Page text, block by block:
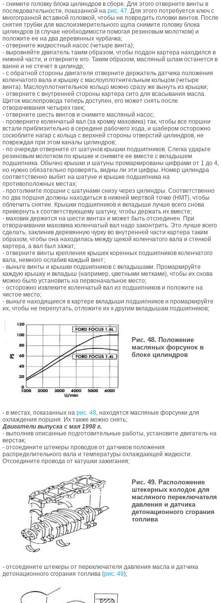
- снимите головку блока цилиндров в сборе. Для этого отверните винты в
последовательности, показанной на рис. 47. Для этого потребуется ключ с
многогранной вставной головкой, чтобы не повредить головки винтов. После
снятия трубки для маслоизмерительного щупа снимите головку блока
цилиндров (в случае необходимости помогая резиновым молотком) и
положите ее на два деревянных чурбачка;
- отверните жидкостный насос (четыре винта);
- выровняйте двигатель таким образом, чтобы поддон картера находился в
нижней части, и отверните его. Таким образом, масляный шлам останется в
ванне и не стечет в цилиндр;
- с обратной стороны двигателя отверните держатель датчика положения
коленчатого вала и крышку с маслоуплотнительным кольцом (четыре
винта). Маслоуплотнительное кольцо можно сразу же вынуть из крышки;
- отверните с внутренней стороны картера сито для всасывания масла.
Щиток маслопровода теперь доступен, его может снять после
отворачивания четырех гаек;
- отверните шесть винтов и снимите масляный насос;
- проверните коленчатый вал (за кромку маховика) так, чтобы все поршни
встали приблизительно в середине рабочего хода, и шабером осторожно
соскоблите нагар с кольца с верхней стороны отверстий цилиндров, не
повреждая при этом каналы цилиндров;
- по очереди отверните от шатунов крышки подшипников. Слегка ударьте
резиновым молотком по крышке и снимите ее вместе с вкладышем
подшипника. Обычно крышки и шатуны промаркированы цифрами от 1 до 4,
но нужно обязательно проверять, видны ли эти цифры. Номер цилиндра
соответственно выбит на шатуне и крышке подшипника на
противоположных местах;
- протолкните поршни с шатунами снизу через цилиндры. Соответственно
по два поршня должны находиться в нижней мертвой точке (НМТ), чтобы
облегчить снятие. Крышки подшипников и вкладыши лучше всего снова
привернуть к соответствующему шатуну, чтобы держать их вместе;
- маховик держится на шести винтах и может быть отсоединен. При
отворачивании маховика коленчатый вал надо законтрить. Это лучше всего
сделать, заклинив деревянную чурку во внутренней части картера таким
образом, чтобы она находилась между щекой коленчатого вала и стенкой
картера, а вал был зажат;
- отверните винты крепления крышек коренных подшипников коленчатого
вала, немного ослабив каждый винт;
- выньте винты и крышки подшипников с вкладышами. Промаркируйте
каждую крышку и вкладыш (например, цветными метками), чтобы их снова
можно было установить на первоначальное место;
- осторожно извлеките коленчатый вал из подшипников и положите на
чистое место;
- выньте находящиеся в картере вкладыши подшипников и промаркируйте
их, чтобы не перепутать, отложите их к другим вкладышам подшипников;
Рис. 48. Положение
масляных форсунок в
блоке цилиндров
- в местах, показанных на рис. 48, находятся масляные форсунки для
охлаждения поршня. Их также можно снять;
Двигатели выпуска с мая 1998 г.
- выполнив описанные подготовительные работы, установите двигатель на
верстак;
- отсоедините штекеры проводов от датчиков положения
распределительного вала и температуры охлаждающей жидкости.
Отсоедините провода от катушки зажигания;
Рис. 49. Расположение
штекерных колодок для
масляного переключателя
давления и датчика
детонационного сгорания
топлива
- отсоедините штекеры от переключателя давления масла и датчика
детонационного сгорания топлива (рис. 49);